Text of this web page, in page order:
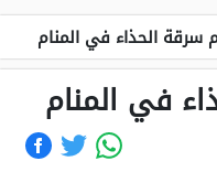
سرقة الحذاء في المنام
في المنام